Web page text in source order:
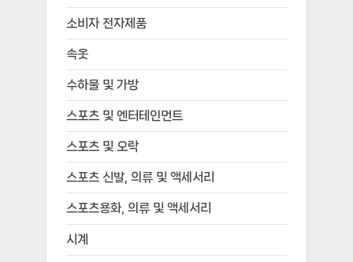
소비자 전자제품
속옷
수하물 및 가방
스포츠 및 엔터테인먼트
스포츠 및 오락
스포츠 신발, 의류 및 액세서리
스포츠용화, 의류 및 액세서리
시계